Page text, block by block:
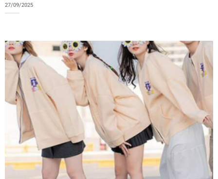
27/09/2025